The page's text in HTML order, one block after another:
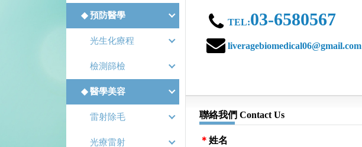
預防醫學
光生化療程
檢測篩檢
醫學美容
雷射除毛
光療雷射
TEL:03-6580567
liveragebiomedical06@gmail.com
聯絡我們 Contact Us
姓名